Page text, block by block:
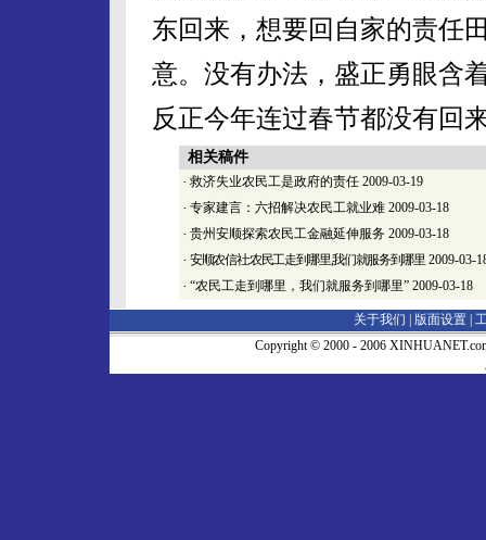
东回来，想要回自家的责任
意。没有办法，盛正勇眼含
反正今年连过春节都没有回
相关稿件
· 救济失业农民工是政府的责任 2009-03-19
· 专家建言：六招解决农民工就业难 2009-03-18
· 贵州安顺探索农民工金融延伸服务 2009-03-18
· 安顺农信社:农民工走到哪里,我们就服务到哪里2009-03-
· “农民工走到哪里，我们就服务到哪里” 2009-03-18
关于我们 | 版面设置
Copyright © 2000 - 2006